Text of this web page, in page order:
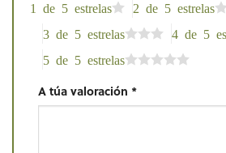
1 de 5 estrelas
2 de 5 estrelas
3 de 5 estrelas
4 de 5
5 de 5 estrelas
A túa valoración *